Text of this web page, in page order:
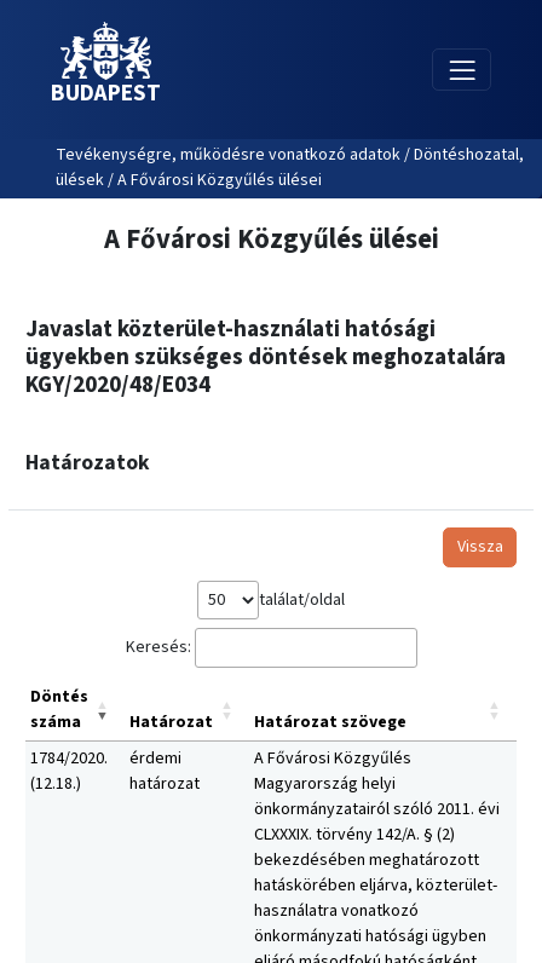
BUDAPEST
Tevékenységre, működésre vonatkozó adatok / Döntéshozatal,
ülések / A Fővárosi Közgyűlés ülései
A Fővárosi Közgyűlés ülései
Javaslat közterület-használati hatósági
ügyekben szükséges döntések meghozatalára
KGY/2020/48/E034
Határozatok
Vissza
találat/oldal
Keresés:
Döntés
száma
Határozat
Határozat szövege
1784/2020.
(12.18.)
érdemi
határozat
A Fővárosi Közgyűlés
Magyarország helyi
önkormányzatairól szóló 2011. évi
CLXXXIX. törvény 142/A. § (2)
bekezdésében meghatározott
hatáskörében eljárva, közterület-
használatra vonatkozó
önkormányzati hatósági ügyben